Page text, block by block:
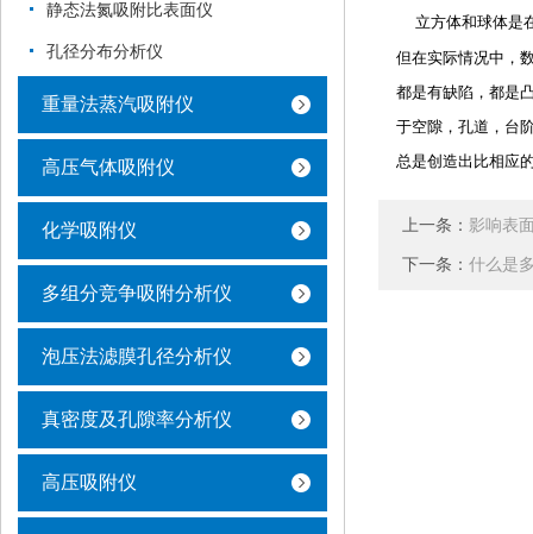
静态法氮吸附比表面仪
孔径分布分析仪
重量法蒸汽吸附仪
高压气体吸附仪
化学吸附仪
多组分竞争吸附分析仪
泡压法滤膜孔径分析仪
真密度及孔隙率分析仪
高压吸附仪
    立方体和球
但在实际情况中，
都是有缺陷，都是
于空隙，孔道，台
总是创造出比相应
上一条： 影响表
下一条： 什么是